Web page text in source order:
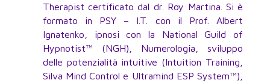
Therapist certificato dal dr. Roy Martina. Si è
formato in PSY – I.T. con il Prof. Albert
Ignatenko, ipnosi con la National Guild of
Hypnotist™ (NGH), Numerologia, sviluppo
delle potenzialità intuitive (Intuition Training,
Silva Mind Control e Ultramind ESP System™),